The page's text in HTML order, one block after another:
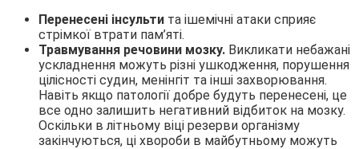
Перенесені інсульти та ішемічні атаки сприяє
стрімкої втрати пам’яті.
Травмування речовини мозку. Викликати небажані
ускладнення можуть різні ушкодження, порушення
цілісності судин, менінгіт та інші захворювання.
Навіть якщо патології добре будуть перенесені, це
все одно залишить негативний відбиток на мозку.
Оскільки в літньому віці резерви організму
закінчуються, ці хвороби в майбутньому можуть